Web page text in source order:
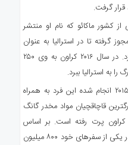
گرفت.
کشور ماکائو که نام او منتشر
گرفته تا در استرالیا به عنوان
یکی از دلال‎های کراون به فعالیت بپردازد. در سال ۲۰۱۶ کراون به وی ۲۵۰
را به استرالیا ببرد.
در یکی از این سفرها که در آگوست ۲۰۱۵ انجام شده این فرد به همراه
قاچاقچیان مواد مخدر گانگ
پرت رفته است. بر اساس
گفته‌های منابع مختلف این گروه فقط در یکی از سفرهای خود ۸۰۰ میلیون